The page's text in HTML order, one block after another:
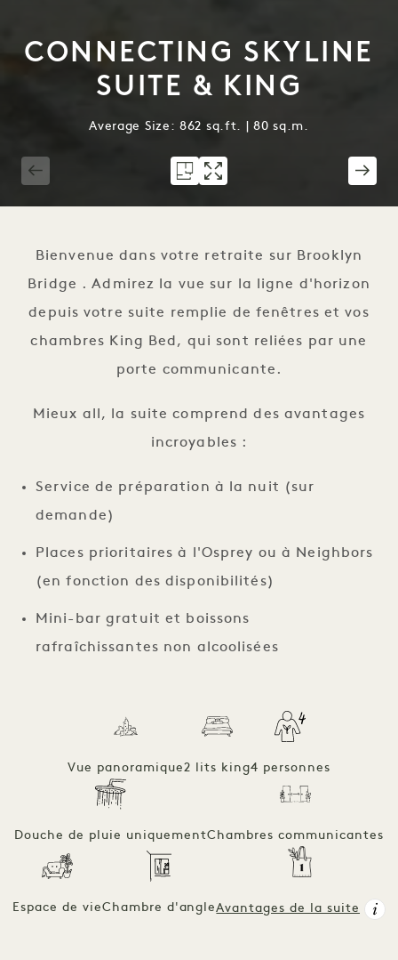
CONNECTING SKYLINE
SUITE & KING
Average Size: 862 sq.ft. | 80 sq.m.
Bienvenue dans votre retraite sur Brooklyn
Bridge . Admirez la vue sur la ligne d'horizon
depuis votre suite remplie de fenêtres et vos
chambres King Bed, qui sont reliées par une
porte communicante.
Mieux all, la suite comprend des avantages
incroyables :
Service de préparation à la nuit (sur
demande)
Places prioritaires à l'Osprey ou à Neighbors
(en fonction des disponibilités)
Mini-bar gratuit et boissons
rafraîchissantes non alcoolisées
Vue panoramique2 lits king4 personnes
Douche de pluie uniquementChambres communicantes
Espace de vieChambre d'angleAvantages de la suite